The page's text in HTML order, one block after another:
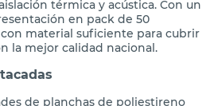
térmica y acústica. Con un
en pack de 50
material suficiente para cubrir
la mejor calidad nacional.
de planchas de poliestireno